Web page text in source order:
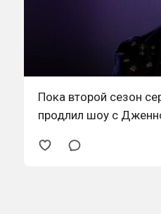
Пока второй сезон
продлил шоу с